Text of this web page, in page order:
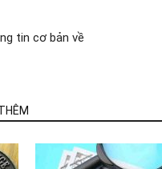
tin cơ bản về